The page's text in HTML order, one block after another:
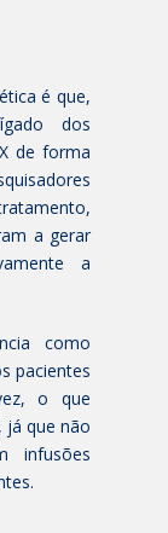
é que,
dos
de forma
a gerar
a
como
pacientes
o que
já que não
infusões